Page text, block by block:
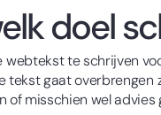
doel
webtekst te schrijven
tekst gaat overbrengen
of misschien wel advies